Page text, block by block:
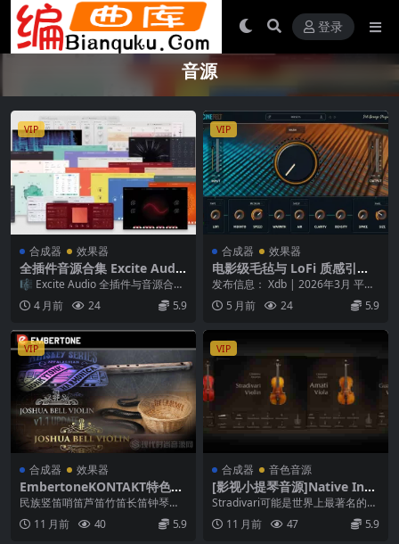
登录
音源
VIP
合成器 效果器
全插件音源合集 Excite Audio
Complete Collection Bundl
e 2025.10.28 WiN Mac
🎼 Excite Audio 全插件与音源合集
（完整版） Excite Audi...
4 月前 24 5.9
VIP
合成器 效果器
电影级毛毡与 LoFi 质感引擎 –
Pat George CINEFELT v1.0.
发布信息： Xdb | 2026年3月 平
台： macOS 产品概述 将任何钢
琴...5 月前 24 5.9
VIP
合成器 效果器
EmbertoneKONTAKT特色音
源合集全套
民族竖笛哨笛芦笛竹笛长笛钟琴萨
克斯口琴钢琴提琴等 Embertone c
hang...11 月前 40 5.9
VIP
合成器 音色音源
[影视小提琴音源]Native Inst
ruments Guarneri Violin v
2.0.0[KONTAKT]
Stradivari可能是世界上最著名的小
提琴制造商，但许多世界上最杰出
的演奏家...
11 月前 47 5.9